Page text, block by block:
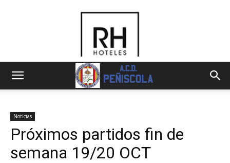
Noticias
Próximos partidos fin de
semana 19/20 OCT